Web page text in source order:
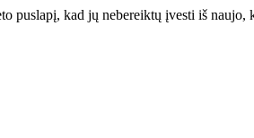
puslapį, kad jų nebereiktų įvesti iš